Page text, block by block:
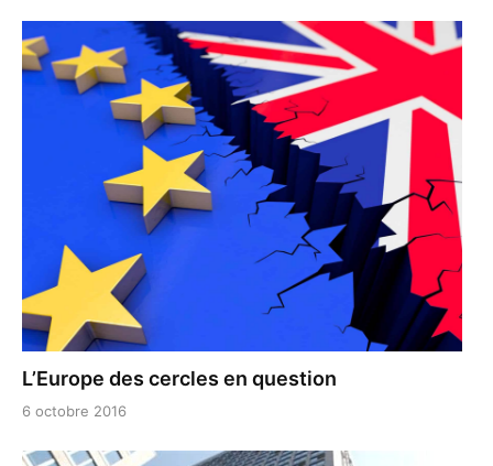
L’Europe des cercles en question
6 octobre 2016